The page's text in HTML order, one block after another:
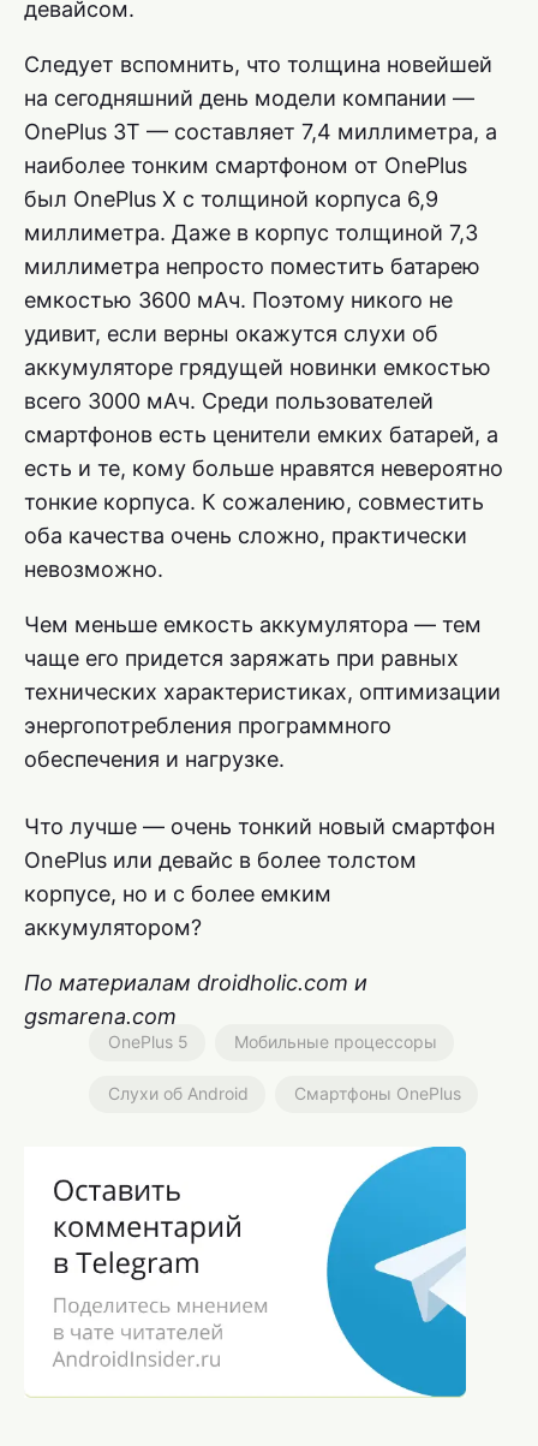
девайсом.
Следует вспомнить, что толщина новейшей
на сегодняшний день модели компании —
OnePlus 3T — составляет 7,4 миллиметра, а
наиболее тонким смартфоном от OnePlus
был OnePlus X с толщиной корпуса 6,9
миллиметра. Даже в корпус толщиной 7,3
миллиметра непросто поместить батарею
емкостью 3600 мАч. Поэтому никого не
удивит, если верны окажутся слухи об
аккумуляторе грядущей новинки емкостью
всего 3000 мАч. Среди пользователей
смартфонов есть ценители емких батарей, а
есть и те, кому больше нравятся невероятно
тонкие корпуса. К сожалению, совместить
оба качества очень сложно, практически
невозможно.
Чем меньше емкость аккумулятора — тем
чаще его придется заряжать при равных
технических характеристиках, оптимизации
энергопотребления программного
обеспечения и нагрузке.
Что лучше — очень тонкий новый смартфон
OnePlus или девайс в более толстом
корпусе, но и с более емким
аккумулятором?
По материалам droidholic.com и
gsmarena.com
OnePlus 5 Мобильные процессоры
Слухи об Android Смартфоны OnePlus